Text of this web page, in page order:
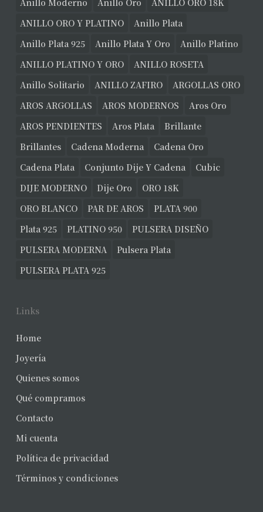
Anillo Moderno
Anillo Oro
ANILLO ORO 18K
ANILLO ORO Y PLATINO
Anillo Plata
Anillo Plata 925
Anillo Plata Y Oro
Anillo Platino
ANILLO PLATINO Y ORO
ANILLO ROSETA
Anillo Solitario
ANILLO ZAFIRO
ARGOLLAS ORO
AROS ARGOLLAS
AROS MODERNOS
Aros Oro
AROS PENDIENTES
Aros Plata
Brillante
Brillantes
Cadena Moderna
Cadena Oro
Cadena Plata
Conjunto Dije Y Cadena
Cubic
DIJE MODERNO
Dije Oro
ORO 18K
ORO BLANCO
PAR DE AROS
PLATA 900
Plata 925
PLATINO 950
PULSERA DISEÑO
PULSERA MODERNA
Pulsera Plata
PULSERA PLATA 925
Links
Home
Joyería
Quienes somos
Qué compramos
Contacto
Mi cuenta
Política de privacidad
Términos y condiciones